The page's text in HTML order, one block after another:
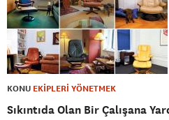
KONU EKİPLERİ YÖNETMEK
Sıkıntıda Olan Bir Çalışana